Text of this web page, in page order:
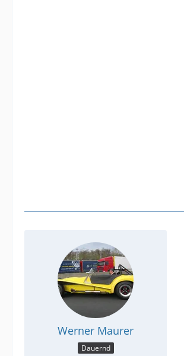
Werner Maurer
Dauernd